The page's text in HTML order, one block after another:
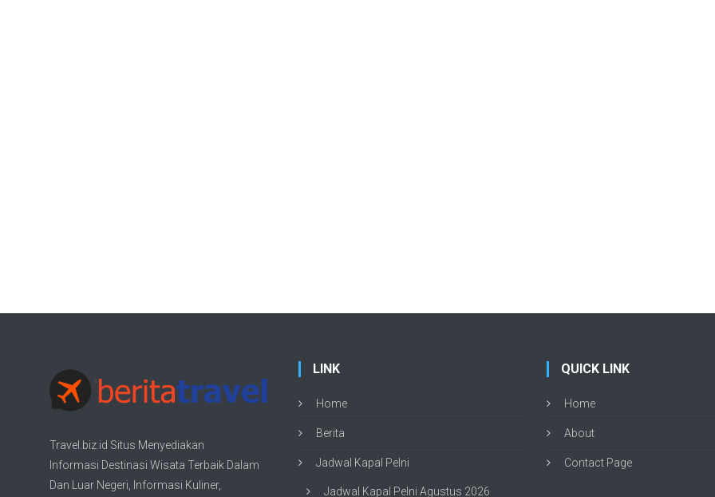
Travel.biz.id Situs Menyediakan
Informasi Destinasi Wisata Terbaik Dalam
Dan Luar Negeri, Informasi Kuliner,
LINK
Home
Berita
Jadwal Kapal Pelni
Jadwal Kapal Pelni Agustus 2026
QUICK LINK
Home
About
Contact Page